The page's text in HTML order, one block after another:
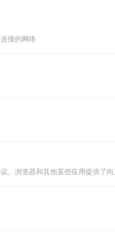
接的网络
。浏览器和其他某些应用提供了